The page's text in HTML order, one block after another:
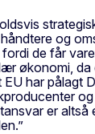
og
de får
økonomi,
har pålagt
er